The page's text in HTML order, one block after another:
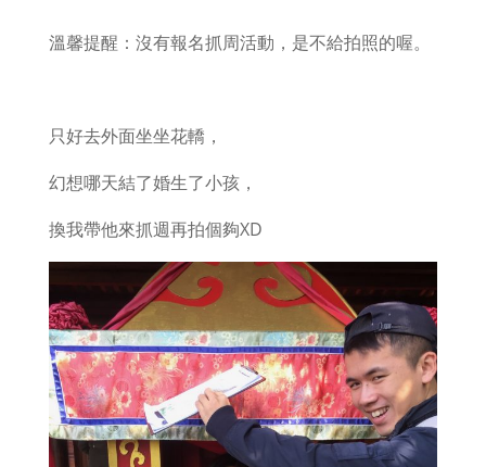
溫馨提醒：沒有報名抓周活動，是不給拍照的喔。
只好去外面坐坐花轎，
幻想哪天結了婚生了小孩，
換我帶他來抓週再拍個夠XD